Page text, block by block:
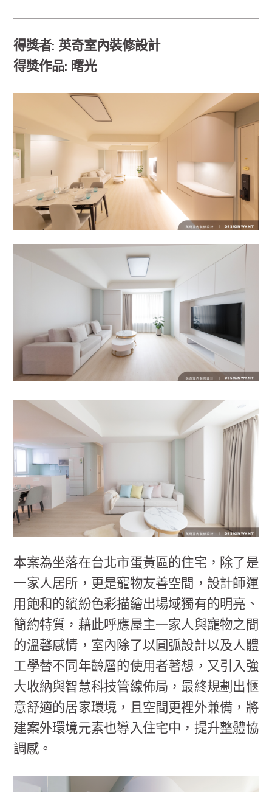
得獎者: 英奇室內裝修設計
得獎作品: 曙光
本案為坐落在台北市蛋黃區的住宅，除了是
一家人居所，更是寵物友善空間，設計師運
用飽和的繽紛色彩描繪出場域獨有的明亮、
簡約特質，藉此呼應屋主一家人與寵物之間
的溫馨感情，室內除了以圓弧設計以及人體
工學替不同年齡層的使用者著想，又引入強
大收納與智慧科技管線佈局，最終規劃出愜
意舒適的居家環境，且空間更裡外兼備，將
建案外環境元素也導入住宅中，提升整體協
調感。